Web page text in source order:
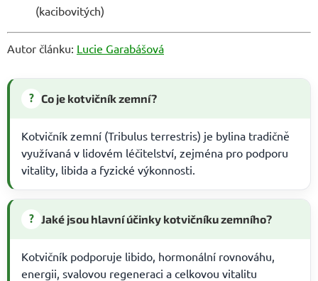
(kacibovitých)
Autor článku: Lucie Garabášová
? Co je kotvičník zemní?
Kotvičník zemní (Tribulus terrestris) je bylina tradičně
využívaná v lidovém léčitelství, zejména pro podporu
vitality, libida a fyzické výkonnosti.
? Jaké jsou hlavní účinky kotvičníku zemního?
Kotvičník podporuje libido, hormonální rovnováhu,
energii, svalovou regeneraci a celkovou vitalitu